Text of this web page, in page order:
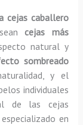
cejas caballero
cejas más
natural y
sombreado
y el
individuales
de las cejas
en